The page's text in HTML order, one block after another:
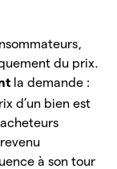
du prix.
la demande :
d’un bien est
à son tour